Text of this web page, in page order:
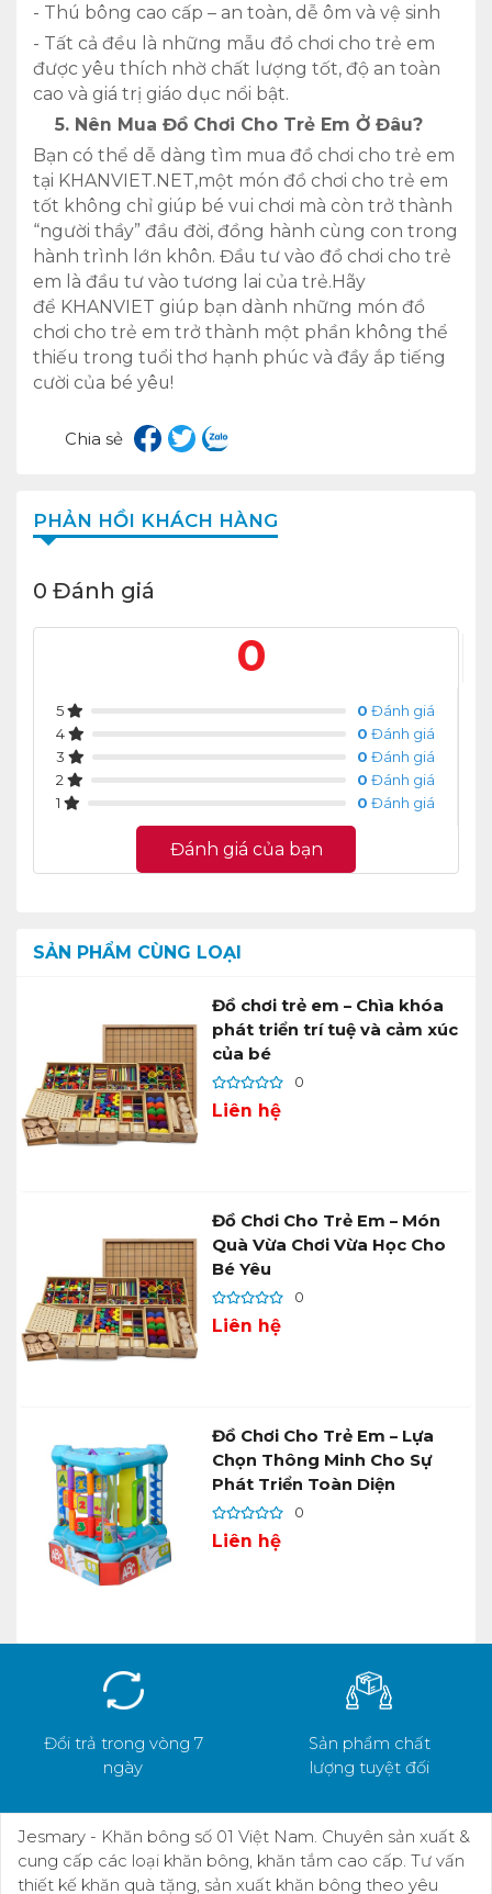
- Thú bông cao cấp – an toàn, dễ ôm và vệ sinh
- Tất cả đều là những mẫu đồ chơi cho trẻ em
được yêu thích nhờ chất lượng tốt, độ an toàn
cao và giá trị giáo dục nổi bật.
5. Nên Mua Đồ Chơi Cho Trẻ Em Ở Đâu?
Bạn có thể dễ dàng tìm mua đồ chơi cho trẻ em
tại KHANVIET.NET,một món đồ chơi cho trẻ em
tốt không chỉ giúp bé vui chơi mà còn trở thành
“người thầy” đầu đời, đồng hành cùng con trong
hành trình lớn khôn. Đầu tư vào đồ chơi cho trẻ
em là đầu tư vào tương lai của trẻ.Hãy
để KHANVIET giúp bạn dành những món đồ
chơi cho trẻ em trở thành một phần không thể
thiếu trong tuổi thơ hạnh phúc và đầy ắp tiếng
cười của bé yêu!
Chia sẻ
PHẢN HỒI KHÁCH HÀNG
0 Đánh giá
0
5 0 Đánh giá
4
0 Đánh giá
3
0 Đánh giá
2
0 Đánh giá
1
0 Đánh giá
Đánh giá của bạn
SẢN PHẨM CÙNG LOẠI
Đồ chơi trẻ em – Chìa khóa
phát triển trí tuệ và cảm xúc
của bé
0
Liên hệ
Đồ Chơi Cho Trẻ Em – Món
Quà Vừa Chơi Vừa Học Cho
Bé Yêu
0
Liên hệ
Đồ Chơi Cho Trẻ Em – Lựa
Chọn Thông Minh Cho Sự
Phát Triển Toàn Diện
0
Liên hệ
Đổi trả trong vòng 7
ngày
Sản phẩm chất
lượng tuyệt đối
Jesmary - Khăn bông số 01 Việt Nam. Chuyên sản xuất &
cung cấp các loại khăn bông, khăn tắm cao cấp. Tư vấn
thiết kế khăn quà tặng, sản xuất khăn bông theo yêu